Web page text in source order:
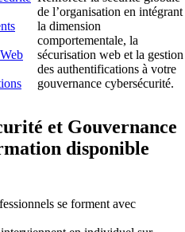
de l’organisation en intégrant
la dimension
comportementale, la
sécurisation web et la gestion
des authentifications à votre
gouvernance cybersécurité.
et Gouvernance
disponible
se forment avec